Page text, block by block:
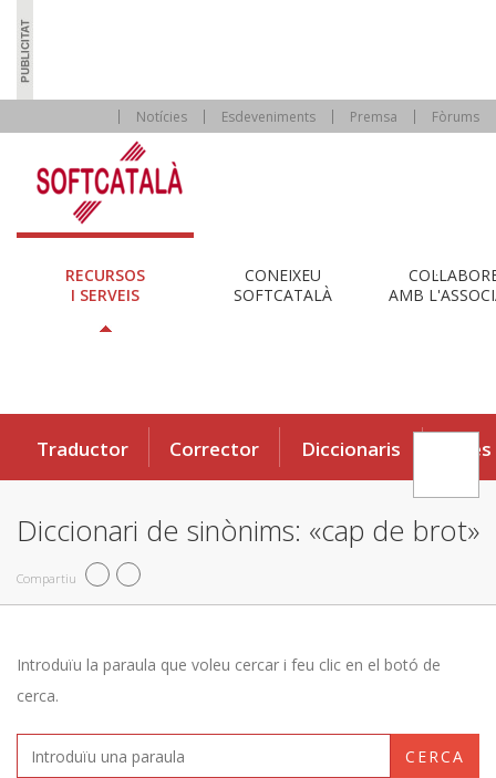
Notícies Esdeveniments Premsa Fòrums
RECURSOS
I SERVEIS
CONEIXEU
SOFTCATALÀ
AMB
Traductor Corrector Diccionaris Eines
Diccionari de sinònims: «cap de brot»
Compartiu
Introduïu la paraula que voleu cercar i feu clic en el botó de
cerca.
CERCA